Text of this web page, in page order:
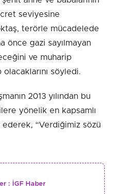
seviyesine
terörle mücadelede
önce gazi sayılmayan
ve muharip
söyledi.
2013 yılından bu
yönelik en kapsamlı
“Verdiğimiz sözü
: İGF Haber